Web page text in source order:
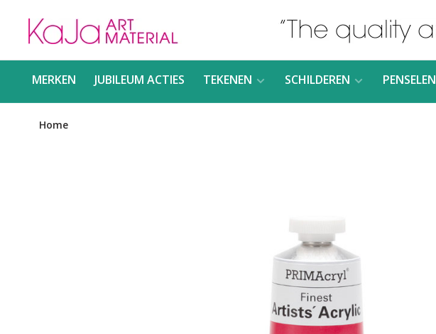
MERKEN JUBILEUM ACTIES TEKENEN SCHILDEREN PENSELEN
Home